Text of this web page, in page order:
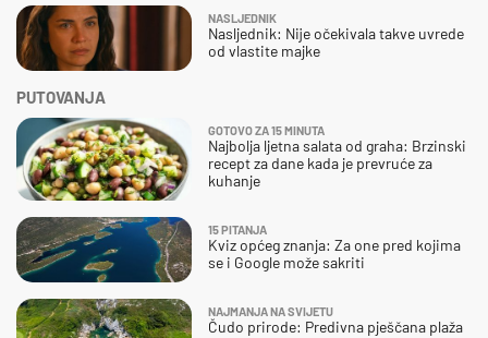
NASLJEDNIK
Nasljednik: Nije očekivala takve uvrede
od vlastite majke
PUTOVANJA
GOTOVO ZA 15 MINUTA
Najbolja ljetna salata od graha: Brzinski
recept za dane kada je prevruće za
kuhanje
15 PITANJA
Kviz općeg znanja: Za one pred kojima
se i Google može sakriti
NAJMANJA NA SVIJETU
Čudo prirode: Predivna pješčana plaža